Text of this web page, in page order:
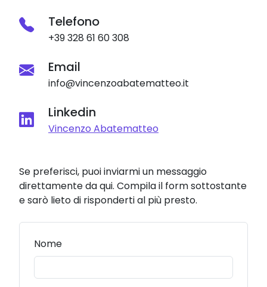
Telefono
+39 328 61 60 308
Email
info@vincenzoabatematteo.it
Linkedin
Vincenzo Abatematteo
Se preferisci, puoi inviarmi un messaggio
direttamente da qui. Compila il form sottostante
e sarò lieto di risponderti al più presto.
Nome